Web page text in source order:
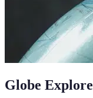
Globe Explore